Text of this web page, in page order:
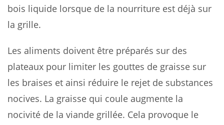
bois liquide lorsque de la nourriture est déjà sur
la grille.
Les aliments doivent être préparés sur des
plateaux pour limiter les gouttes de graisse sur
les braises et ainsi réduire le rejet de substances
nocives. La graisse qui coule augmente la
nocivité de la viande grillée. Cela provoque le